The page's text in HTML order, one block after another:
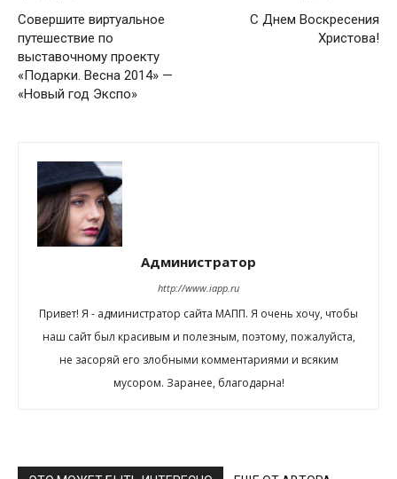
Совершите виртуальное
путешествие по
выставочному проекту
«Подарки. Весна 2014» —
«Новый год Экспо»
С Днем Воскресения
Христова!
Администратор
http://www.iapp.ru
Привет! Я - администратор сайта МАПП. Я очень хочу, чтобы
наш сайт был красивым и полезным, поэтому, пожалуйста,
не засоряй его злобными комментариями и всяким
мусором. Заранее, благодарна!